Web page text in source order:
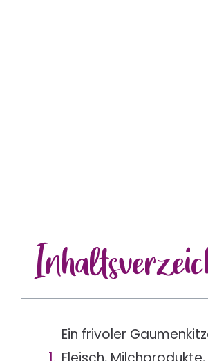
Inhalts
Ein frivoler